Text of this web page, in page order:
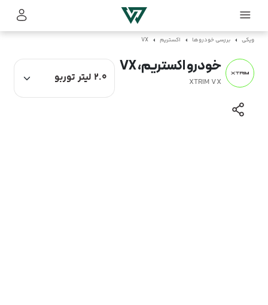
ویکی بررسی خودروها اکستریم VX
خودرو اکستریم، VX
XTRIM VX